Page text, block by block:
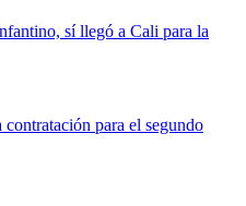
sí llegó a Cali para la
para el segundo